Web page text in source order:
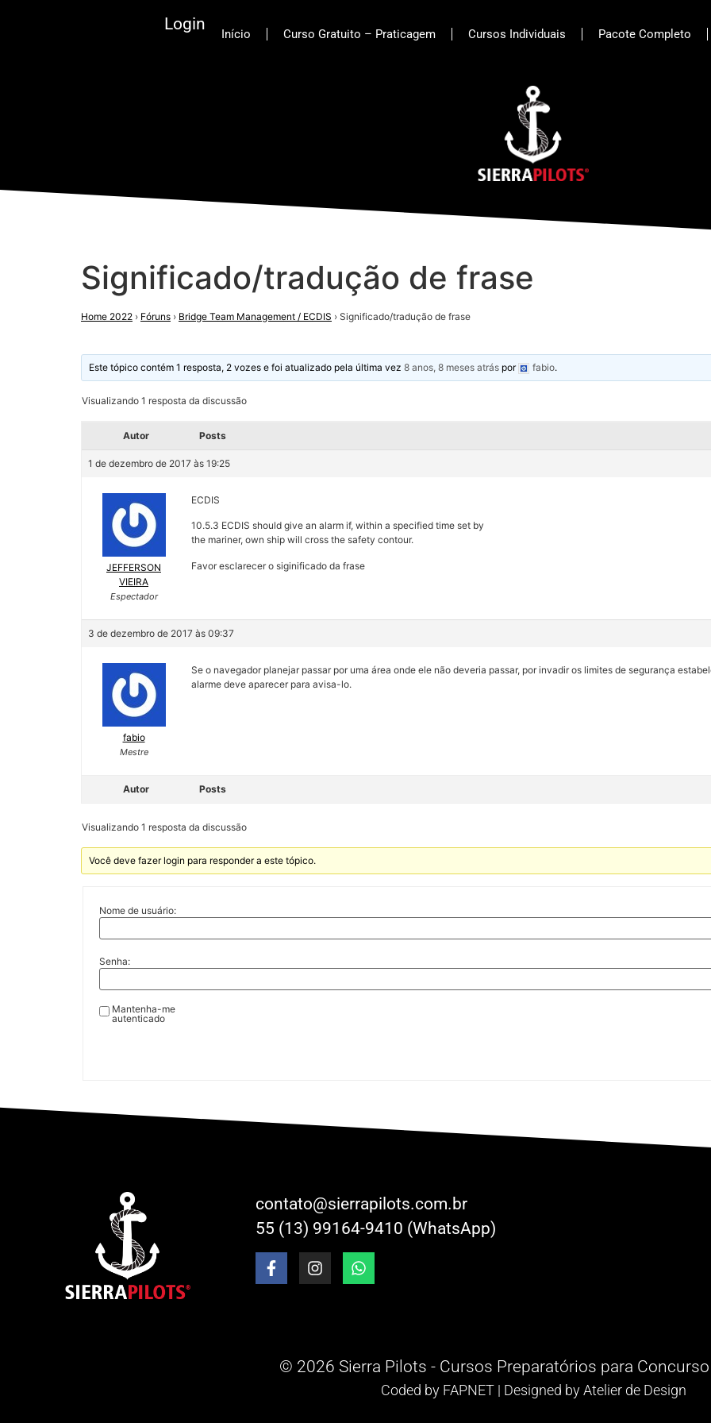
Início Curso Gratuito – Praticagem Cursos Individuais Pacote Completo
Login
Significado/tradução de frase
Home 2022 › Fóruns › Bridge Team Management / ECDIS › Significado/tradução de frase
Este tópico contém 1 resposta, 2 vozes e foi atualizado pela última vez8 anos, 8 meses atrás por fabio.
Visualizando 1 resposta da discussão
Autor Posts
1 de dezembro de 2017 às 19:25
JEFFERSON
VIEIRA
Espectador
ECDIS
10.5.3 ECDIS should give an alarm if, within a specified time set by
the mariner, own ship will cross the safety contour.
Favor esclarecer o siginificado da frase
3 de dezembro de 2017 às 09:37
fabio
Mestre
Se o navegador planejar passar por uma área onde ele não deveria passar, por invadir os limites de segurança
alarme deve aparecer para avisa-lo.
Autor Posts
Visualizando 1 resposta da discussão
Você deve fazer login para responder a este tópico.
Nome de usuário:
Senha:
Mantenha-me
autenticado
contato@sierrapilots.com.br
55 (13) 99164-9410 (WhatsApp)
© 2026 Sierra Pilots - Cursos Preparatórios para
Coded by FAPNET| Designed byAtelier de Design